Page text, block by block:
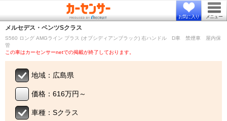
お気に入り メニュー
メルセデス・ベンツSクラス
S560 ロング AMGライン プラス (オプシディアンブラック) 右ハンドル D車 禁煙車 屋内保
管
この車はカーセンサーnetでの掲載が終了しております。
地域：広島県
価格：616万円～
車種：Sクラス